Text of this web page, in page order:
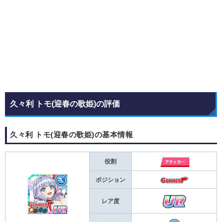
久々利 トモ(迎春の歌姫)の評価
久々利 トモ(迎春の歌姫)の基本情報
役割
ポジション
レア度